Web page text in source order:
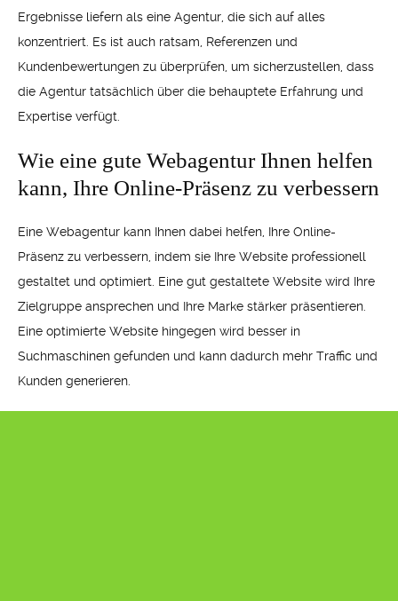
Ergebnisse liefern als eine Agentur, die sich auf alles
konzentriert. Es ist auch ratsam, Referenzen und
Kundenbewertungen zu überprüfen, um sicherzustellen, dass
die Agentur tatsächlich über die behauptete Erfahrung und
Expertise verfügt.
Wie eine gute Webagentur Ihnen helfen
kann, Ihre Online-Präsenz zu verbessern
Eine Webagentur kann Ihnen dabei helfen, Ihre Online-
Präsenz zu verbessern, indem sie Ihre Website professionell
gestaltet und optimiert. Eine gut gestaltete Website wird Ihre
Zielgruppe ansprechen und Ihre Marke stärker präsentieren.
Eine optimierte Website hingegen wird besser in
Suchmaschinen gefunden und kann dadurch mehr Traffic und
Kunden generieren.